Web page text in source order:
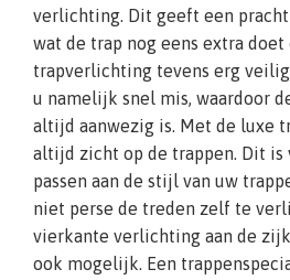
verlichting. Dit geeft een
wat de trap nog eens extra doet
trapverlichting tevens erg
u namelijk snel mis, waardoor
altijd aanwezig is. Met de luxe
altijd zicht op de trappen. Dit is
passen aan de stijl van uw
niet perse de treden zelf te
vierkante verlichting aan de
ook mogelijk. Een